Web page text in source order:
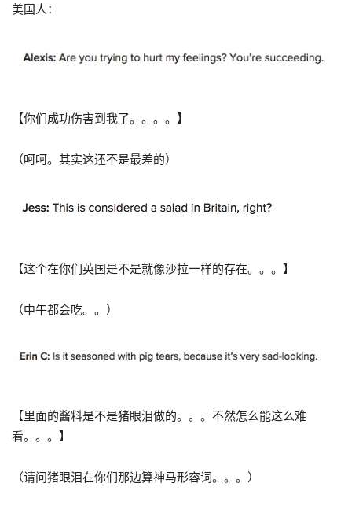
美国人：
【你们成功伤害到我了。。。。】
（呵呵。其实这还不是最差的）
【这个在你们英国是不是就像沙拉一样的存在。。。】
（中午都会吃。。）
【里面的酱料是不是猪眼泪做的。。。不然怎么能这么难
看。。。】
（请问猪眼泪在你们那边算神马形容词。。。）